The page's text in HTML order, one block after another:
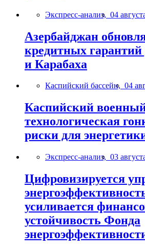
Экспресс-анализ, 04
Азербайджан
кредитных гарантий
и Карабаха
Каспийский бассейн, 04
Каспийский
технологическая
риски для
Экспресс-анализ, 03
Цифровизируется
усиливается
устойчивость Фонда